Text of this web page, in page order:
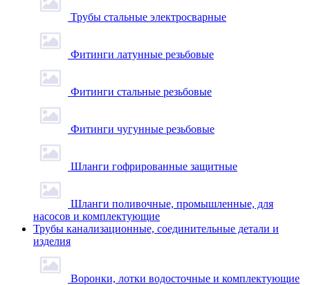
Трубы стальные электросварные
Фитинги латунные резьбовые
Фитинги стальные резьбовые
Фитинги чугунные резьбовые
Шланги гофрированные защитные
Шланги поливочные, промышленные, для
насосов и комплектующие
Трубы канализационные, соединительные детали и
изделия
Воронки, лотки водосточные и комплектующие